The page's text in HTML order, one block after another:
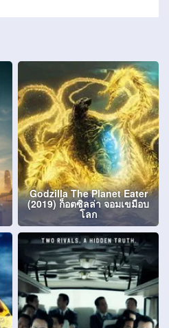
Godzilla The Planet Eater
(2019) ก็อตซิลล่า จอมเขมือบ
โลก